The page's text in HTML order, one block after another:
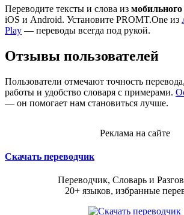
Переводите тексты и слова из
iOS и Android. Установите PROMT.One из
Play — переводы всегда под рукой.
Отзывы пользователей
Пользователи отмечают точность
работы и удобство словаря с примерами.
— он помогает нам становиться лучше.
Реклама на сайте
Скачать переводчик
Переводчик, Словарь и
20+ языков, избранные